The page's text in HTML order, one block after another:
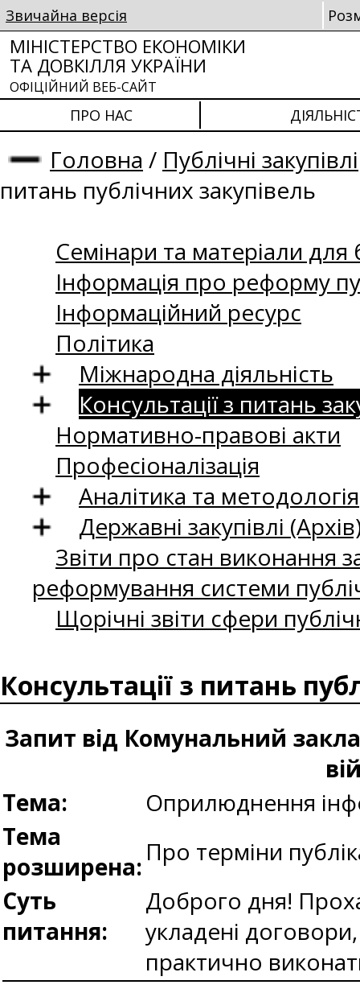
Звичайна версія
МІНІСТЕРСТВО ЕКОНОМІКИ
ТА ДОВКІЛЛЯ УКРАЇНИ
ОФІЦІЙНИЙ ВЕБ-САЙТ
ПРО НАС
Головна / Публічні закупівлі
питань публічних закупівель
Семінари та матеріали для
Інформація про реформу
Інформаційний ресурс
Політика
Міжнародна діяльність
Консультації з питань
Нормативно-правові акти
Професіоналізація
Аналітика та методологія
Державні закупівлі
Звіти про стан виконання
реформування системи
Щорічні звіти сфери
Консультації з питань
Запит від Комунальний
Тема:
Оприлюднення
Тема
розширена: Про терміни
Суть
питання:
Доброго дня!
укладені
практично